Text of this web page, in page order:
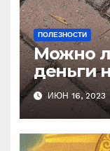
ПОЛЕЗНОСТИ
Можно
деньги
батюшка
ИЮН 16, 2023